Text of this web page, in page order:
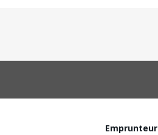
Emprunteur